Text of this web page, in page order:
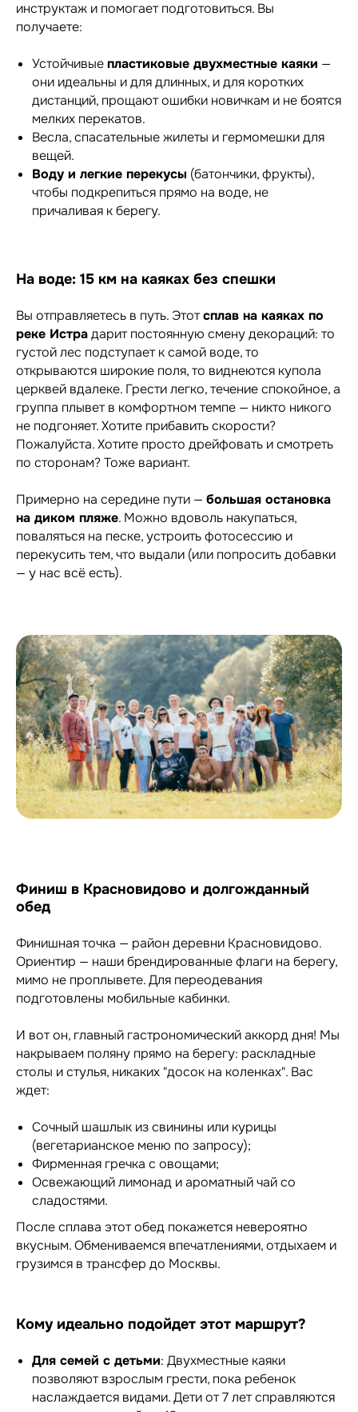
инструктаж и помогает подготовиться. Вы
получаете:
Устойчивыепластиковые двухместные каяки —
они идеальны и для длинных, и для коротких
дистанций, прощают ошибки новичкам и не боятся
мелких перекатов.
Весла, спасательные жилеты и гермомешки для
вещей.
Воду и легкие перекусы (батончики, фрукты),
чтобы подкрепиться прямо на воде, не
причаливая к берегу.
На воде: 15 км на каяках без спешки
Вы отправляетесь в путь. Этотсплав на каяках по
реке Истрадарит постоянную смену декораций: то
густой лес подступает к самой воде, то
открываются широкие поля, то виднеются купола
церквей вдалеке. Грести легко, течение спокойное, а
группа плывет в комфортном темпе — никто никого
не подгоняет. Хотите прибавить скорости?
Пожалуйста. Хотите просто дрейфовать и смотреть
по сторонам? Тоже вариант.
Примерно на середине пути — большая остановка
на диком пляже. Можно вдоволь накупаться,
поваляться на песке, устроить фотосессию и
перекусить тем, что выдали (или попросить добавки
— у нас всё есть).
Финиш в Красновидово и долгожданный
обед
Финишная точка — район деревни Красновидово.
Ориентир — наши брендированные флаги на берегу,
мимо не проплывете. Для переодевания
подготовлены мобильные кабинки.
И вот он, главный гастрономический аккорд дня! Мы
накрываем поляну прямо на берегу: раскладные
столы и стулья, никаких "досок на коленках". Вас
ждет:
Сочный шашлык из свинины или курицы
(вегетарианское меню по запросу);
Фирменная гречка с овощами;
Освежающий лимонад и ароматный чай со
сладостями.
После сплава этот обед покажется невероятно
вкусным. Обмениваемся впечатлениями, отдыхаем и
грузимся в трансфер до Москвы.
Кому идеально подойдет этот маршрут?
Для семей с детьми: Двухместные каяки
позволяют взрослым грести, пока ребенок
наслаждается видами. Дети от 7 лет справляются